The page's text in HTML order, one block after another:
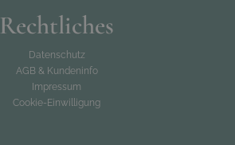
Rechtliches
Datenschutz
AGB & Kundeninfo
Impressum
Cookie-Einwilligung